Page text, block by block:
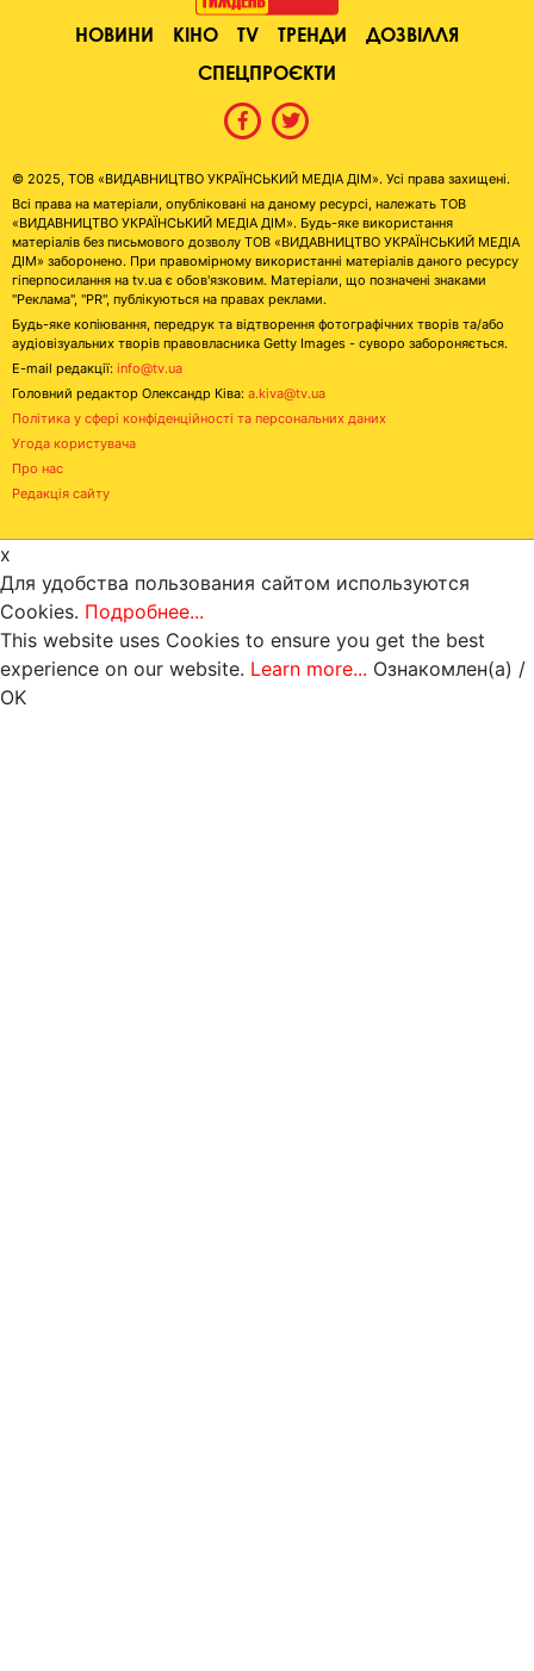
НОВИНИ КІНО TV ТРЕНДИ
ДОЗВІЛЛЯ
СПЕЦПРОЄКТИ
© 2025, ТОВ «ВИДАВНИЦТВО УКРАЇНСЬКИЙ МЕДІА ДІМ». Усі права захищені.
Всі права на матеріали, опубліковані на даному ресурсі, належать ТОВ
«ВИДАВНИЦТВО УКРАЇНСЬКИЙ МЕДІА ДІМ». Будь-яке використання
матеріалів без письмового дозволу ТОВ «ВИДАВНИЦТВО УКРАЇНСЬКИЙ МЕДІА
ДІМ» заборонено. При правомірному використанні матеріалів даного ресурсу
гіперпосилання на tv.ua є обов'язковим. Матеріали, що позначені знаками
"Реклама", "PR", публікуються на правах реклами.
Будь-яке копіювання, передрук та відтворення фотографічних творів та/або
аудіовізуальних творів правовласника Getty Images - суворо забороняється.
E-mail редакції: info@tv.ua
Головний редактор Олександр Ківа: a.kiva@tv.ua
Політика у сфері конфіденційності та персональних даних
Угода користувача
Про нас
Редакція сайту
x
Для удобства пользования сайтом используются
Cookies. Подробнее...
This website uses Cookies to ensure you get the best
experience on our website. Learn more... Ознакомлен(а) /
OK